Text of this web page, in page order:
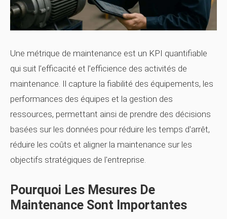
Une métrique de maintenance est un KPI quantifiable
qui suit l’efficacité et l’efficience des activités de
maintenance. Il capture la fiabilité des équipements, les
performances des équipes et la gestion des
ressources, permettant ainsi de prendre des décisions
basées sur les données pour réduire les temps d'arrêt,
réduire les coûts et aligner la maintenance sur les
objectifs stratégiques de l'entreprise.
Pourquoi Les Mesures De
Maintenance Sont Importantes